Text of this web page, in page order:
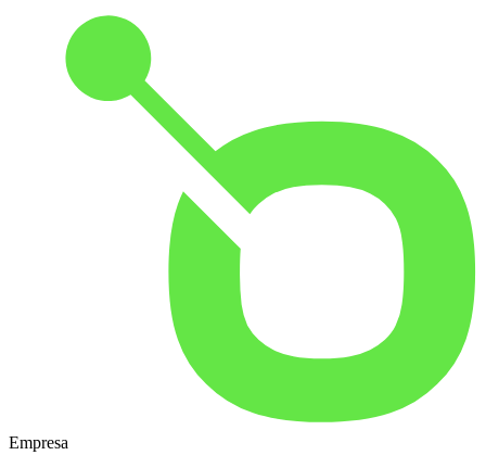
Empresa